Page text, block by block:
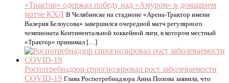
«Трактор» одержал победу над «Амуром» в домашнем
матче КХЛ В Челябинске на стадионе «Арена-Трактор имени
Валерия Белоусова» завершился очередной матч регулярного
чемпионата Континентальной хоккейной лиги, в котором местный
«Трактор» принимал […]
Роспотребнадзор спрогнозировал рост заболеваемости
COVID-19 Глава Роспотребнадзора Анна Попова заявила, что